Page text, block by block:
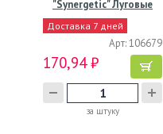
"Synergetic" Луговые
травы,…
Доставка 7 дней
Арт: 106679
170,94 ₽
за штуку